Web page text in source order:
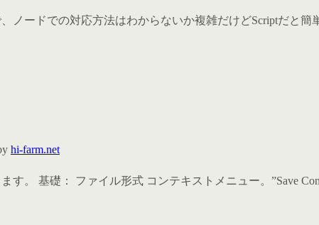
ノードでの対応方法はわからないか複雑だけどScriptだと
hi-farm.net
す。 基礎： ファイル形式 コンテキストメニュー。”Save